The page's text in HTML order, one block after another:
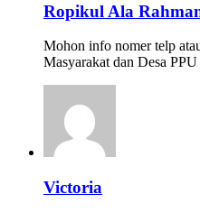
Ropikul Ala
Mohon info nomer telp
Masyarakat dan Desa
Victoria